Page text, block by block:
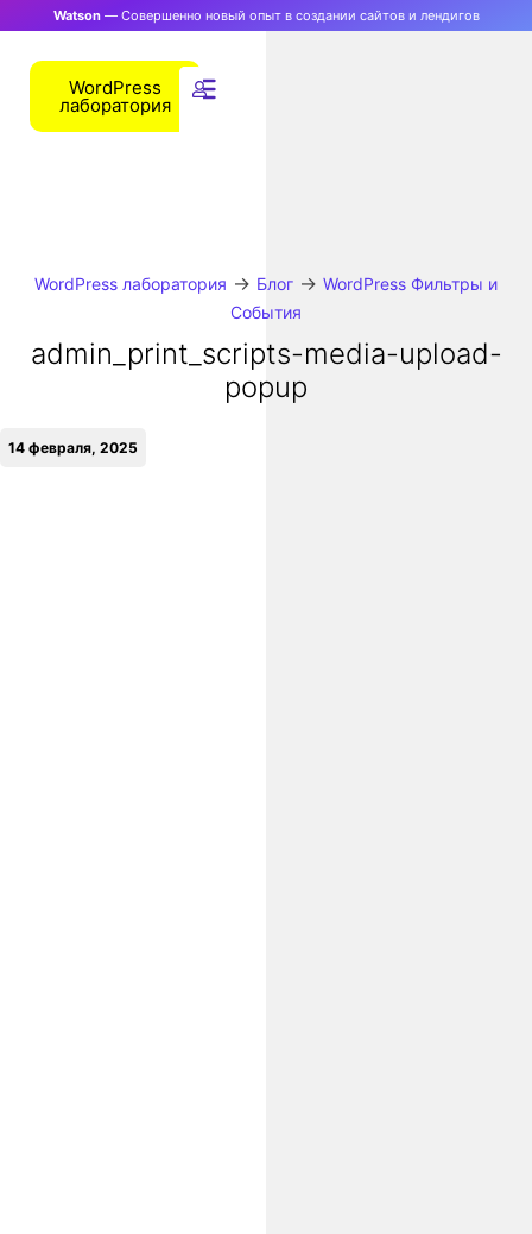
Watson— Совершенно новый опыт в создании сайтов и лендигов
WordPress
лаборатория
WordPress лаборатория → Блог → WordPress Фильтры и
События
admin_print_scripts-media-upload-
popup
14 февраля, 2025